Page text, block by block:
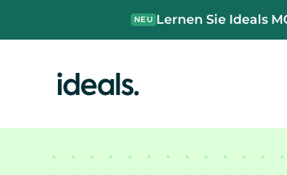
NEU Lernen Sie Ideals